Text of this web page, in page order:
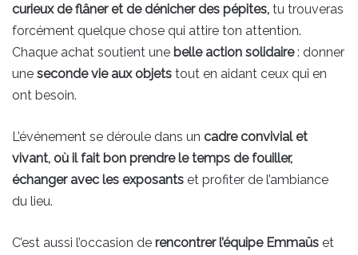
curieux de flâner et de dénicher des pépites, tu trouveras
forcément quelque chose qui attire ton attention.
Chaque achat soutient une belle action solidaire: donner
une seconde vie aux objets tout en aidant ceux qui en
ont besoin.
L’événement se déroule dans un cadre convivial et
vivant, où il fait bon prendre le temps de fouiller,
échanger avec les exposants et profiter de l’ambiance
du lieu.
C’est aussi l’occasion de rencontrer l’équipe Emmaüs et